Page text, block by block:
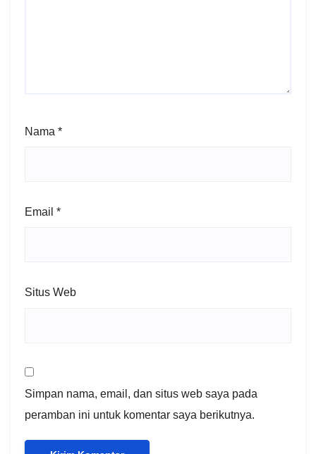
Nama *
Email *
Situs Web
Simpan nama, email, dan situs web saya pada
peramban ini untuk komentar saya berikutnya.